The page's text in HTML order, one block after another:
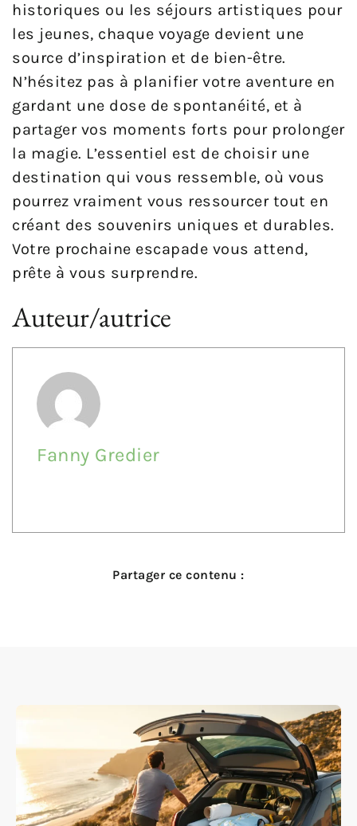
historiques ou les séjours artistiques pour
les jeunes, chaque voyage devient une
source d’inspiration et de bien-être.
N’hésitez pas à planifier votre aventure en
gardant une dose de spontanéité, et à
partager vos moments forts pour prolonger
la magie. L’essentiel est de choisir une
destination qui vous ressemble, où vous
pourrez vraiment vous ressourcer tout en
créant des souvenirs uniques et durables.
Votre prochaine escapade vous attend,
prête à vous surprendre.
Auteur/autrice
Fanny Gredier
Partager ce contenu :